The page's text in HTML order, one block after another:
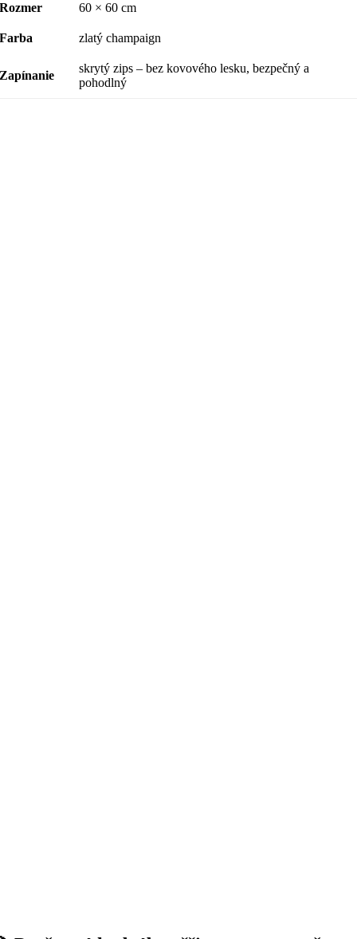
Rozmer 60 × 60 cm
Farba zlatý champaign
Zapínanie
skrytý zips – bez kovového lesku, bezpečný a
pohodlný